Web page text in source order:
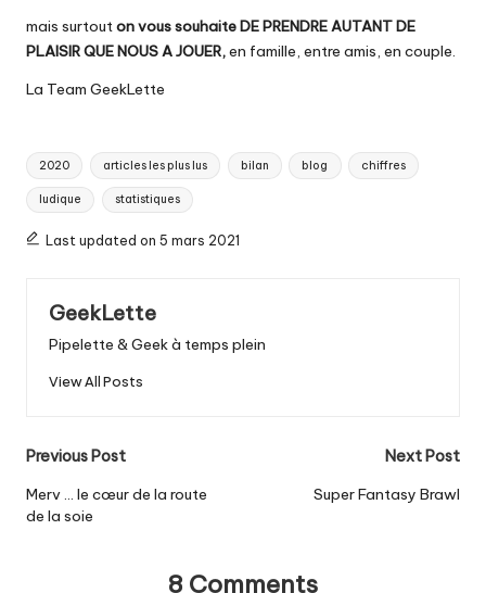
mais surtouton vous souhaite DE PRENDRE AUTANT DE
PLAISIR QUE NOUS A JOUER,en famille, entre amis, en couple.
La Team GeekLette
Tags:
2020 articles les plus lus bilan blog chiffres
ludique statistiques
Last updated on 5 mars 2021
GeekLette
Pipelette & Geek à temps plein
View All Posts
Post
navigation
Previous Post
Merv … le cœur de la route
de la soie
Next Post
Super Fantasy Brawl
8 Comments